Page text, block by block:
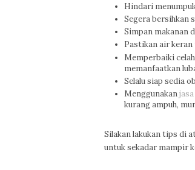
Hindari
Segera bersihkan
Simpan makanan
Pastikan air keran
Memperbaiki
memanfaatkan
Selalu siap sedia
Menggunakan
kurang ampuh,
Silakan lakukan tips di
untuk sekadar mampir